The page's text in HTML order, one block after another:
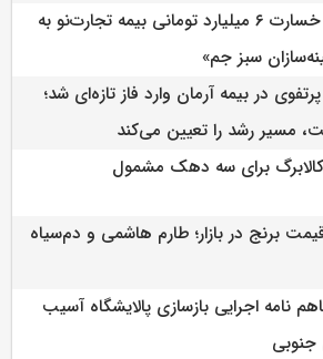
پرداخت خسارت ۶ میلیارد تومانی بیمه تجارت‌نو به
سبز جم»
در بیمه آرمان وارد فاز تازه‌ای شد؛
مسیر رشد را تعیین می‌کند
برای سه دهک مشمول
برنج در بازار؛ طارم هاشمی و دم‌سیاه
نامه اجرایی بازسازی پالایشگاه آسیب
جنوبی